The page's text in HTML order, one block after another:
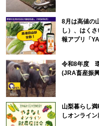
8月は高値の
し）、はく
報アプリ「
令和8年度
(JRA畜産振
山梨暮らし
しオンライン